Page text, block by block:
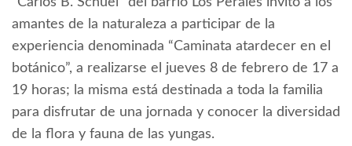
amantes de la naturaleza a participar de la
experiencia denominada “Caminata atardecer en el
botánico”, a realizarse el jueves 8 de febrero de 17 a
19 horas; la misma está destinada a toda la familia
para disfrutar de una jornada y conocer la diversidad
de la flora y fauna de las yungas.